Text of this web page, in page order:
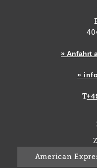
» Anfahrt
»
T
American